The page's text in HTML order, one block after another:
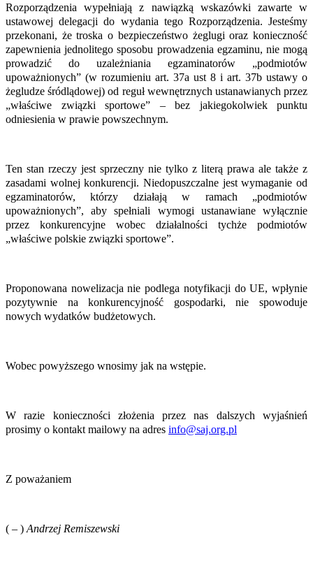
Rozporządzenia wypełniają z nawiązką wskazówki zawarte w
ustawowej delegacji do wydania tego Rozporządzenia. Jesteśmy
przekonani, że troska o bezpieczeństwo żeglugi oraz konieczność
zapewnienia jednolitego sposobu prowadzenia egzaminu, nie mogą
prowadzić do uzależniania egzaminatorów „podmiotów
upoważnionych” (w rozumieniu art. 37a ust 8 i art. 37b ustawy o
żegludze śródlądowej) od reguł wewnętrznych ustanawianych przez
„właściwe związki sportowe” – bez jakiegokolwiek punktu
odniesienia w prawie powszechnym.
Ten stan rzeczy jest sprzeczny nie tylko z literą prawa ale także z
zasadami wolnej konkurencji. Niedopuszczalne jest wymaganie od
egzaminatorów, którzy działają w ramach „podmiotów
upoważnionych”, aby spełniali wymogi ustanawiane wyłącznie
przez konkurencyjne wobec działalności tychże podmiotów
„właściwe polskie związki sportowe”.
Proponowana nowelizacja nie podlega notyfikacji do UE, wpłynie
pozytywnie na konkurencyjność gospodarki, nie spowoduje
nowych wydatków budżetowych.
Wobec powyższego wnosimy jak na wstępie.
W razie konieczności złożenia przez nas dalszych wyjaśnień
prosimy o kontakt mailowy na adres info@saj.org.pl
Z poważaniem
( – ) Andrzej Remiszewski